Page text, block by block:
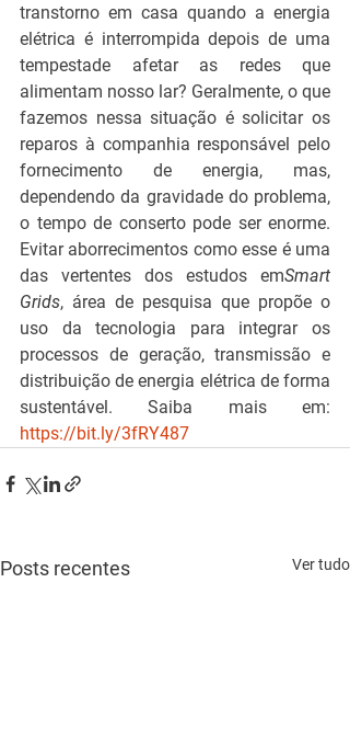
transtorno em casa quando a energia
elétrica é interrompida depois de uma
tempestade afetar as redes que
alimentam nosso lar? Geralmente, o que
fazemos nessa situação é solicitar os
reparos à companhia responsável pelo
fornecimento de energia, mas,
dependendo da gravidade do problema,
o tempo de conserto pode ser enorme.
Evitar aborrecimentos como esse é uma
das vertentes dos estudos emSmart
Grids, área de pesquisa que propõe o
uso da tecnologia para integrar os
processos de geração, transmissão e
distribuição de energia elétrica de forma
https://bit.ly/3fRY487
Posts recentes Ver tudo